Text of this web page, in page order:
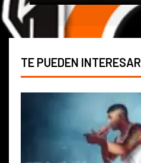
TE PUEDEN INTERESAR